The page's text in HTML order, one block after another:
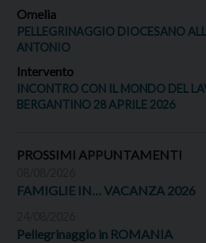
Omelia
PELLEGRINAGGIO DIOCESANO
ANTONIO
Intervento
INCONTRO CON IL MONDO DEL
BERGANTINO 28 APRILE 2026
PROSSIMI APPUNTAMENTI
FAMIGLIE IN… VACANZA 2026
Pellegrinaggio in ROMANIA